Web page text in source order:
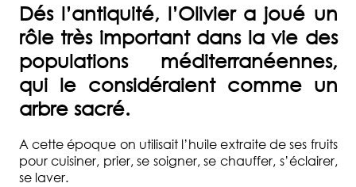
LES
SERVICES
LES
ACTUALITÉS
PRESSE
ACCÈS
Dés l’antiquité, l’Olivier a joué un
rôle très important dans la vie des
populations méditerranéennes,
qui le considéraient comme un
arbre sacré.
A cette époque on utilisait l’huile extraite de ses fruits
pour cuisiner, prier, se soigner, se chauffer, s’éclairer,
se laver.